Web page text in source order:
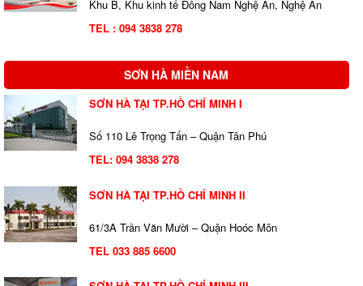
Khu B, Khu kinh tế Đông Nam Nghệ An, Nghệ An
TEL : 094 3838 278
SƠN HÀ MIỀN NAM
SƠN HÀ TẠI TP.HỒ CHÍ MINH I
Số 110 Lê Trọng Tấn – Quận Tân Phú
TEL: 094 3838 278
SƠN HÀ TẠI TP.HỒ CHÍ MINH II
61/3A Trần Văn Mười – Quận Hoóc Môn
TEL 033 885 6600